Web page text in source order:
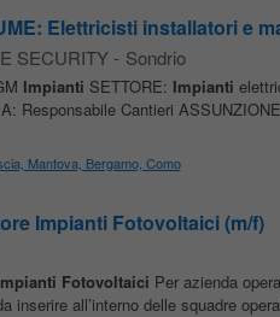
Elettricisti installatori e
SECURITY - Sondrio
Impianti SETTORE: Impianti
Responsabile Cantieri
Mantova, Bergamo, Como
Impianti Fotovoltaici (m/f)
Fotovoltaici Per azienda
inserire all’interno delle squadre